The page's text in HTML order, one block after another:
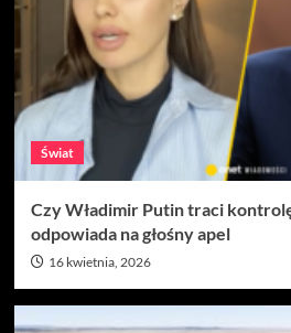
Świat
Czy Władimir Putin traci
odpowiada na głośny apel
16 kwietnia, 2026